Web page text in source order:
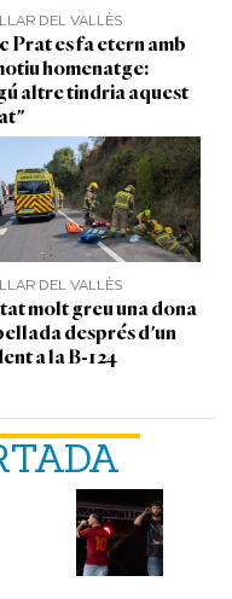
DEL VALLÈS
Prat es fa etern amb
homenatge:
altre tindria aquest
DEL VALLÈS
molt greu una dona
després d'un
a la B-124